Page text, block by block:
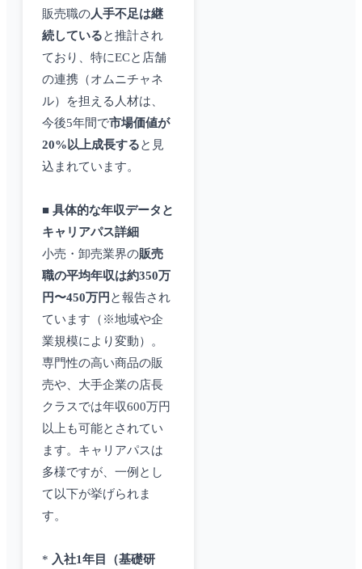
販売職の人手不足は継
続していると推計され
ており、特にECと店舗
の連携（オムニチャネ
ル）を担える人材は、
今後5年間で市場価値が
20%以上成長すると見
込まれています。
■ 具体的な年収データと
キャリアパス詳細
小売・卸売業界の販売
職の平均年収は約350万
円〜450万円 と報告され
ています（※地域や企
業規模により変動）。
専門性の高い商品の販
売や、大手企業の店長
クラスでは年収600万円
以上も可能とされてい
ます。キャリアパスは
多様ですが、一例とし
て以下が挙げられま
す。
* 入社1年目（基礎研